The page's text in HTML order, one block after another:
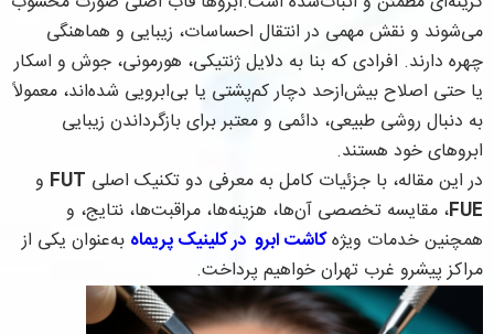
می‌شوند و نقش مهمی در انتقال احساسات، زیبایی و هماهنگی
چهره دارند. افرادی که بنا به دلایل ژنتیکی، هورمونی، جوش و اسکار
یا حتی اصلاح بیش‌ازحد دچار کم‌پشتی یا بی‌ابرویی شده‌اند، معمولاً
به دنبال روشی طبیعی، دائمی و معتبر برای بازگرداندن زیبایی
ابروهای خود هستند.
در این مقاله، با جزئیات کامل به معرفی دو تکنیک اصلی FUT و
FUE، مقایسه تخصصی آن‌ها، هزینه‌ها، مراقبت‌ها، نتایج، و
همچنین خدمات ویژهکاشت ابرو در کلینیک پریماه به‌عنوان یکی از
مراکز پیشرو غرب تهران خواهیم پرداخت.